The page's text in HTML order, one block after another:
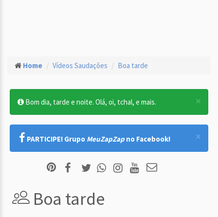
Home Vídeos Saudações Boa tarde
×
Bom dia, tarde e noite. Olá, oi, tchal, e mais.
×
PARTICIPE! Grupo MeuZapZap no Facebook!
Boa tarde